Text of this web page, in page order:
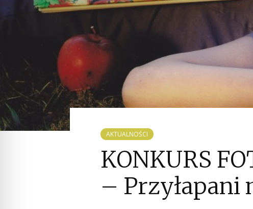
AKTUALNOŚCI
KONKURS
– Przyłapani